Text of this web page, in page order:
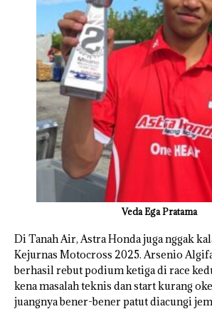
Veda Ega Pratama
Di Tanah Air, Astra Honda juga nggak
Kejurnas Motocross 2025. Arsenio
berhasil rebut podium ketiga di race
kena masalah teknis dan start kurang
juangnya bener-bener patut diacungi